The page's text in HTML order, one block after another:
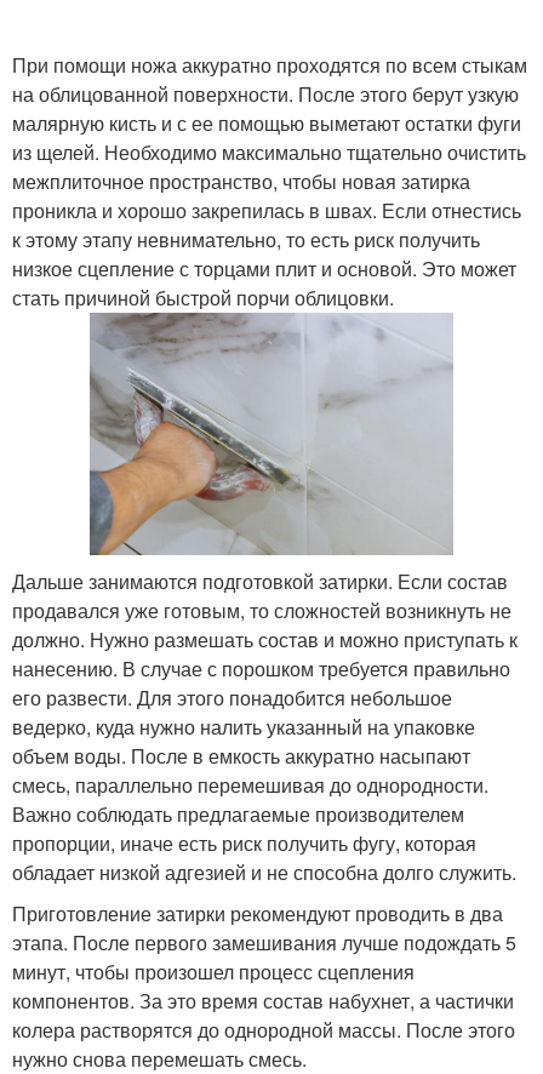
При помощи ножа аккуратно проходятся по всем стыкам
на облицованной поверхности. После этого берут узкую
малярную кисть и с ее помощью выметают остатки фуги
из щелей. Необходимо максимально тщательно очистить
межплиточное пространство, чтобы новая затирка
проникла и хорошо закрепилась в швах. Если отнестись
к этому этапу невнимательно, то есть риск получить
низкое сцепление с торцами плит и основой. Это может
стать причиной быстрой порчи облицовки.
Дальше занимаются подготовкой затирки. Если состав
продавался уже готовым, то сложностей возникнуть не
должно. Нужно размешать состав и можно приступать к
нанесению. В случае с порошком требуется правильно
его развести. Для этого понадобится небольшое
ведерко, куда нужно налить указанный на упаковке
объем воды. После в емкость аккуратно насыпают
смесь, параллельно перемешивая до однородности.
Важно соблюдать предлагаемые производителем
пропорции, иначе есть риск получить фугу, которая
обладает низкой адгезией и не способна долго служить.
Приготовление затирки рекомендуют проводить в два
этапа. После первого замешивания лучше подождать 5
минут, чтобы произошел процесс сцепления
компонентов. За это время состав набухнет, а частички
колера растворятся до однородной массы. После этого
нужно снова перемешать смесь.